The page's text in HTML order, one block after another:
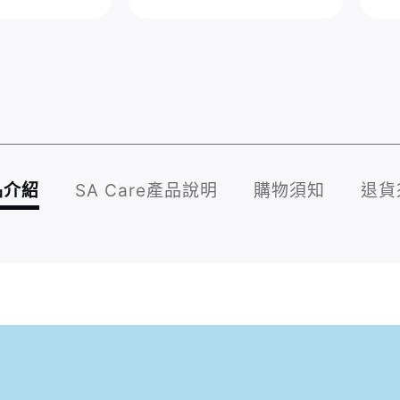
紹 SA Care產品說明 購物須知 退